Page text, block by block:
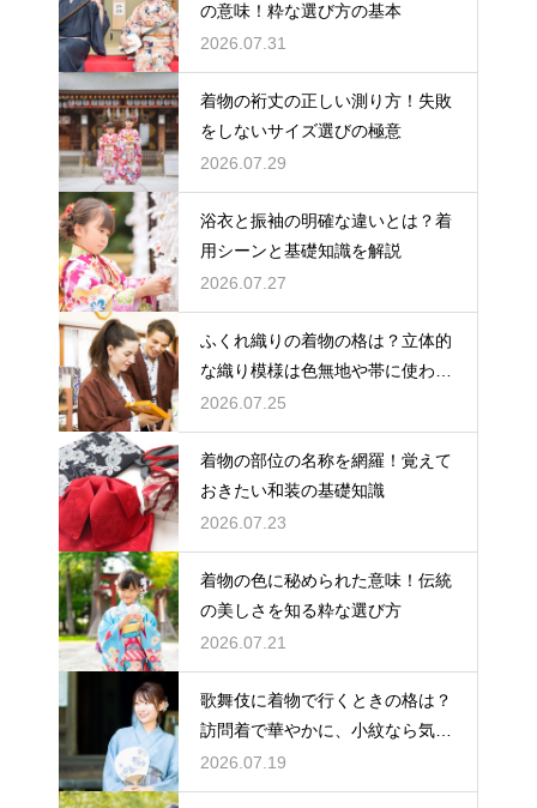
の意味！粋な選び方の基本
2026.07.31
着物の裄丈の正しい測り方！失敗
をしないサイズ選びの極意
2026.07.29
浴衣と振袖の明確な違いとは？着
用シーンと基礎知識を解説
2026.07.27
ふくれ織りの着物の格は？立体的
な織り模様は色無地や帯に使われ
格は控えめ
2026.07.25
着物の部位の名称を網羅！覚えて
おきたい和装の基礎知識
2026.07.23
着物の色に秘められた意味！伝統
の美しさを知る粋な選び方
2026.07.21
歌舞伎に着物で行くときの格は？
訪問着で華やかに、小紋なら気軽
な観劇に
2026.07.19